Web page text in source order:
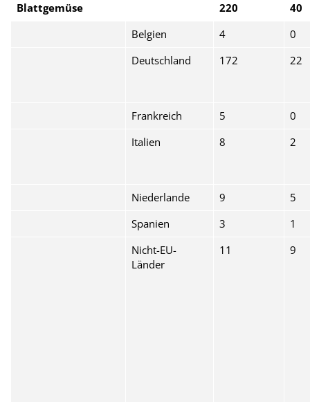
Blattgemüse 220
40
Belgien
4
0
Deutschland
172 22
Frankreich 5
0
Italien
8 2
Niederlande 9
5
Spanien
3
1
Nicht-EU-
Länder
11 9